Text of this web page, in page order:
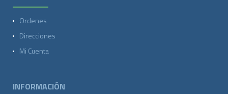
Ordenes
Direcciones
Mi Cuenta
INFORMACIÓN